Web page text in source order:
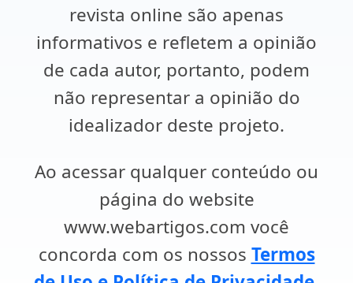
revista online são apenas
informativos e refletem a opinião
de cada autor, portanto, podem
não representar a opinião do
idealizador deste projeto.
Ao acessar qualquer conteúdo ou
página do website
www.webartigos.com você
concorda com os nossos Termos